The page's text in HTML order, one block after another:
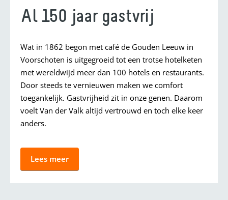
Al 150 jaar gastvrij
Wat in 1862 begon met café de Gouden Leeuw in
Voorschoten is uitgegroeid tot een trotse hotelketen
met wereldwijd meer dan 100 hotels en restaurants.
Door steeds te vernieuwen maken we comfort
toegankelijk. Gastvrijheid zit in onze genen. Daarom
voelt Van der Valk altijd vertrouwd en toch elke keer
anders.
Lees meer